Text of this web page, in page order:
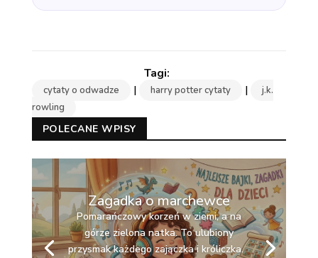
cytaty o odwadze | harry potter cytaty |
j.k.
rowling
POLECANE WPISY
Zagadka o marchewce
Pomarańczowy korzeń w ziemi, a na
górze zielona natka. To ulubiony
przysmak każdego zajączka i króliczka.